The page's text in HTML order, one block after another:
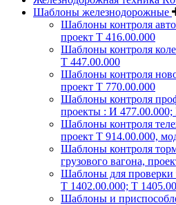
Шаблоны железнодорожные
Шаблоны контроля
проект Т 416.00.000
Шаблоны контроля
Т 447.00.000
Шаблоны контроля
проект Т 770.00.000
Шаблоны контроля
проекты : И
Шаблоны контроля
проект Т 914.00.000,
Шаблоны контроля
грузового вагона,
Шаблоны для проверки
Т 1402.00.000; Т
Шаблоны и